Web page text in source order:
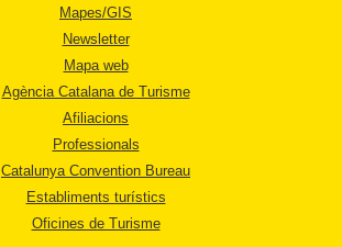
Mapes/GIS
Newsletter
Mapa web
Agència Catalana de Turisme
Afiliacions
Professionals
Catalunya Convention Bureau
Establiments turístics
Oficines de Turisme